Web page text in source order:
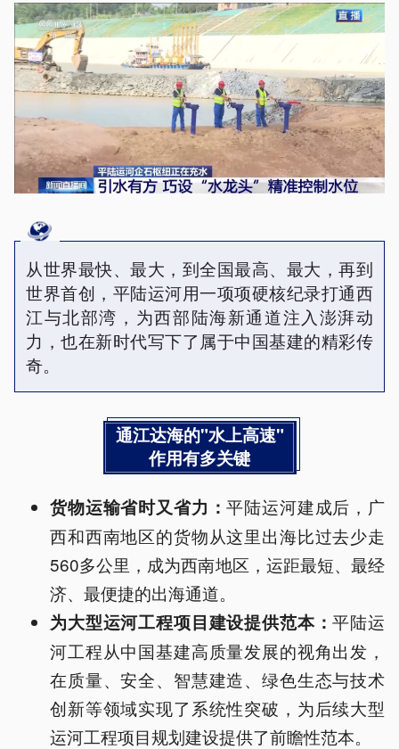
从世界最快、最大，到全国最高、最大，再到
世界首创，平陆运河用一项项硬核纪录打通西
江与北部湾，为西部陆海新通道注入澎湃动
力，也在新时代写下了属于中国基建的精彩传
奇。
通江达海的"水上高速"
作用有多关键
货物运输省时又省力：平陆运河建成后，广
西和西南地区的货物从这里出海比过去少走
560多公里，成为西南地区，运距最短、最经
济、最便捷的出海通道。
为大型运河工程项目建设提供范本：平陆运
河工程从中国基建高质量发展的视角出发，
在质量、安全、智慧建造、绿色生态与技术
创新等领域实现了系统性突破，为后续大型
运河工程项目规划建设提供了前瞻性范本。